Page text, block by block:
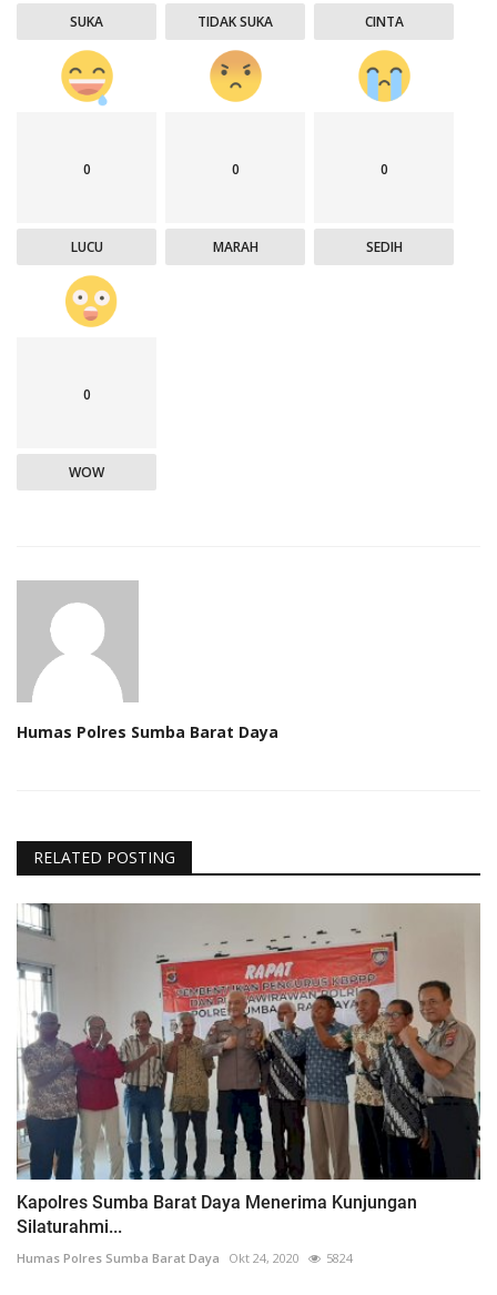
SUKA TIDAK SUKA CINTA
0
LUCU
0
MARAH
0
SEDIH
0
WOW
Humas Polres Sumba Barat Daya
RELATED POSTING
Kapolres Sumba Barat Daya Menerima Kunjungan
Silaturahmi...
Humas Polres Sumba Barat Daya Okt 24, 2020 5824